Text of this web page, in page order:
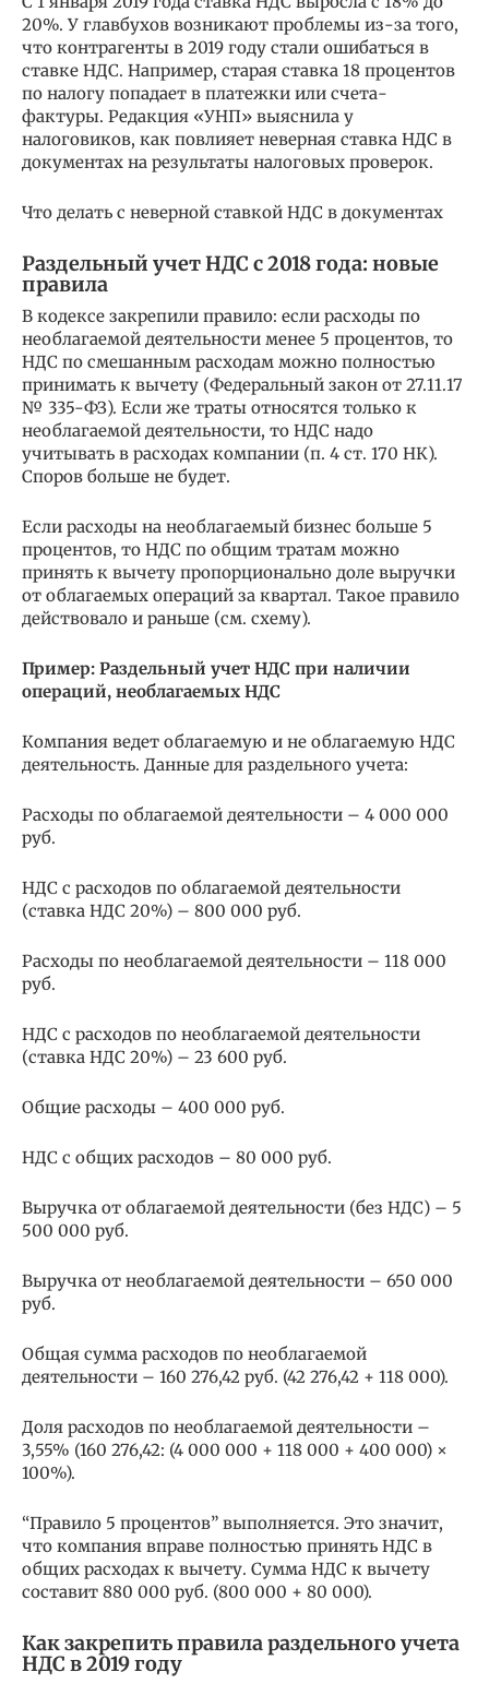
20%. У главбухов возникают проблемы из-за того,
что контрагенты в 2019 году стали ошибаться в
ставке НДС. Например, старая ставка 18 процентов
по налогу попадает в платежки или счета-
фактуры. Редакция «УНП» выяснила у
налоговиков, как повлияет неверная ставка НДС в
документах на результаты налоговых проверок.
Что делать с неверной ставкой НДС в документах
Раздельный учет НДС с 2018 года: новые
правила
В кодексе закрепили правило: если расходы по
необлагаемой деятельности менее 5 процентов, то
НДС по смешанным расходам можно полностью
принимать к вычету (Федеральный закон от 27.11.17
№ 335-ФЗ). Если же траты относятся только к
необлагаемой деятельности, то НДС надо
учитывать в расходах компании (п. 4 ст. 170 НК).
Споров больше не будет.
Если расходы на необлагаемый бизнес больше 5
процентов, то НДС по общим тратам можно
принять к вычету пропорционально доле выручки
от облагаемых операций за квартал. Такое правило
действовало и раньше (см. схему).
Пример: Раздельный учет НДС при наличии
операций, необлагаемых НДС
Компания ведет облагаемую и не облагаемую НДС
деятельность. Данные для раздельного учета:
Расходы по облагаемой деятельности – 4 000 000
руб.
НДС с расходов по облагаемой деятельности
(ставка НДС 20%) – 800 000 руб.
Расходы по необлагаемой деятельности – 118 000
руб.
НДС с расходов по необлагаемой деятельности
(ставка НДС 20%) – 23 600 руб.
Общие расходы – 400 000 руб.
НДС с общих расходов – 80 000 руб.
Выручка от облагаемой деятельности (без НДС) – 5
500 000 руб.
Выручка от необлагаемой деятельности – 650 000
руб.
Общая сумма расходов по необлагаемой
деятельности – 160 276,42 руб. (42 276,42 + 118 000).
Доля расходов по необлагаемой деятельности –
3,55% (160 276,42: (4 000 000 + 118 000 + 400 000) ×
100%).
“Правило 5 процентов” выполняется. Это значит,
что компания вправе полностью принять НДС в
общих расходах к вычету. Сумма НДС к вычету
составит 880 000 руб. (800 000 + 80 000).
Как закрепить правила раздельного учета
НДС в 2019 году